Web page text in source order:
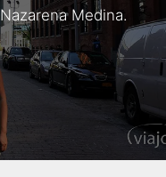
Nazarena Medina.